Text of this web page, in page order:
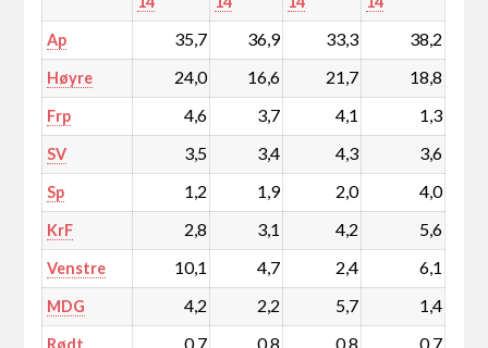
Ap 35,7 36,9 33,3 38,2
Høyre 24,0 16,6 21,7 18,8
Frp 4,6 3,7 4,1 1,3
SV 3,5 3,4 4,3 3,6
Sp 1,2 1,9 2,0 4,0
KrF 2,8 3,1 4,2 5,6
Venstre 10,1 4,7 2,4 6,1
MDG 4,2 2,2 5,7 1,4
Rødt 0,7 0,8 0,8 0,7